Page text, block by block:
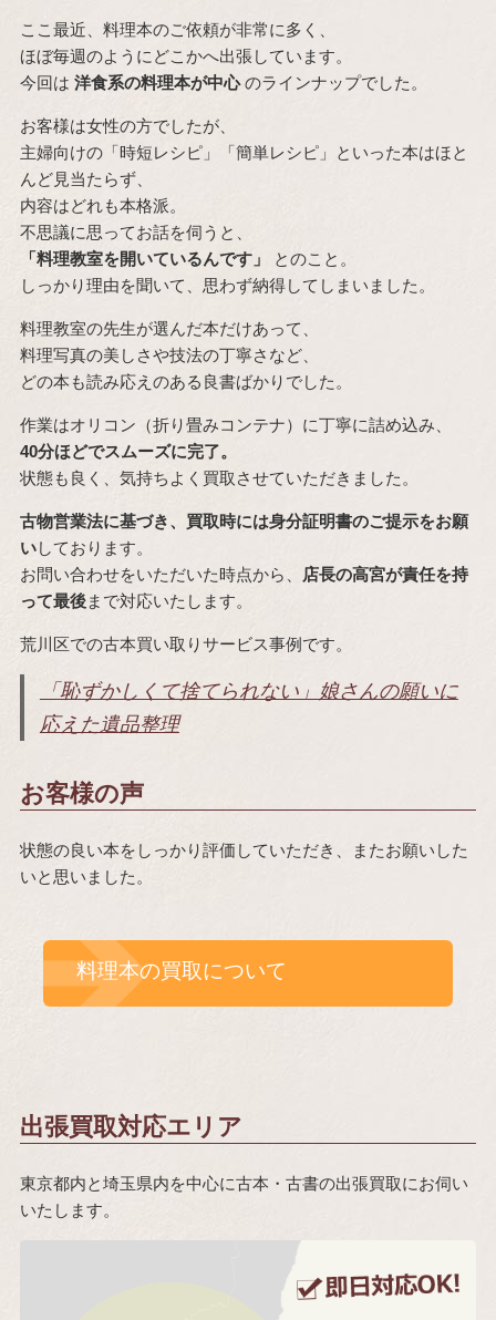
ここ最近、料理本のご依頼が非常に多く、
ほぼ毎週のようにどこかへ出張しています。
今回は 洋食系の料理本が中心のラインナップでした。
お客様は女性の方でしたが、
主婦向けの「時短レシピ」「簡単レシピ」といった本はほと
んど見当たらず、
内容はどれも本格派。
不思議に思ってお話を伺うと、
「料理教室を開いているんです」
とのこと。
しっかり理由を聞いて、思わず納得してしまいました。
料理教室の先生が選んだ本だけあって、
料理写真の美しさや技法の丁寧さなど、
どの本も読み応えのある良書ばかりでした。
作業はオリコン（折り畳みコンテナ）に丁寧に詰め込み、
40分ほどでスムーズに完了。
状態も良く、気持ちよく買取させていただきました。
古物営業法に基づき、買取時には身分証明書のご提示をお願
いしております。
お問い合わせをいただいた時点から、
店長の高宮が責任を持
って最後まで対応いたします。
荒川区での古本買い取りサービス事例です。
「恥ずかしくて捨てられない」娘さんの願いに
応えた遺品整理
お客様の声
状態の良い本をしっかり評価していただき、またお願いした
いと思いました。
料理本の買取について
出張買取対応エリア
東京都内と埼玉県内を中心に古本・古書の出張買取にお伺い
いたします。